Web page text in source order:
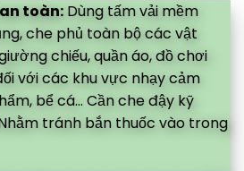
an toàn: Dùng tấm vải mềm
che phủ toàn bộ các vật
chiếu, quần áo, đồ chơi
với các khu vực nhạy cảm
bể cá... Cần che đậy kỹ
tránh bắn thuốc vào trong